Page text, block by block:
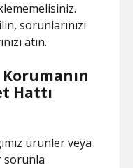
sorunlarınızı
atın.
Hattı
ürünler veya
sorunla